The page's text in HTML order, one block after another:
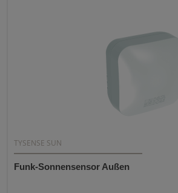
TYSENSE SUN
Funk-Sonnensensor Außen